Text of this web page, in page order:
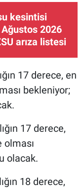
kesintisi
Ağustos 2026
arıza listesi
17 derece, en
bekleniyor;
17 derece,
olması
olacak.
18 derece,